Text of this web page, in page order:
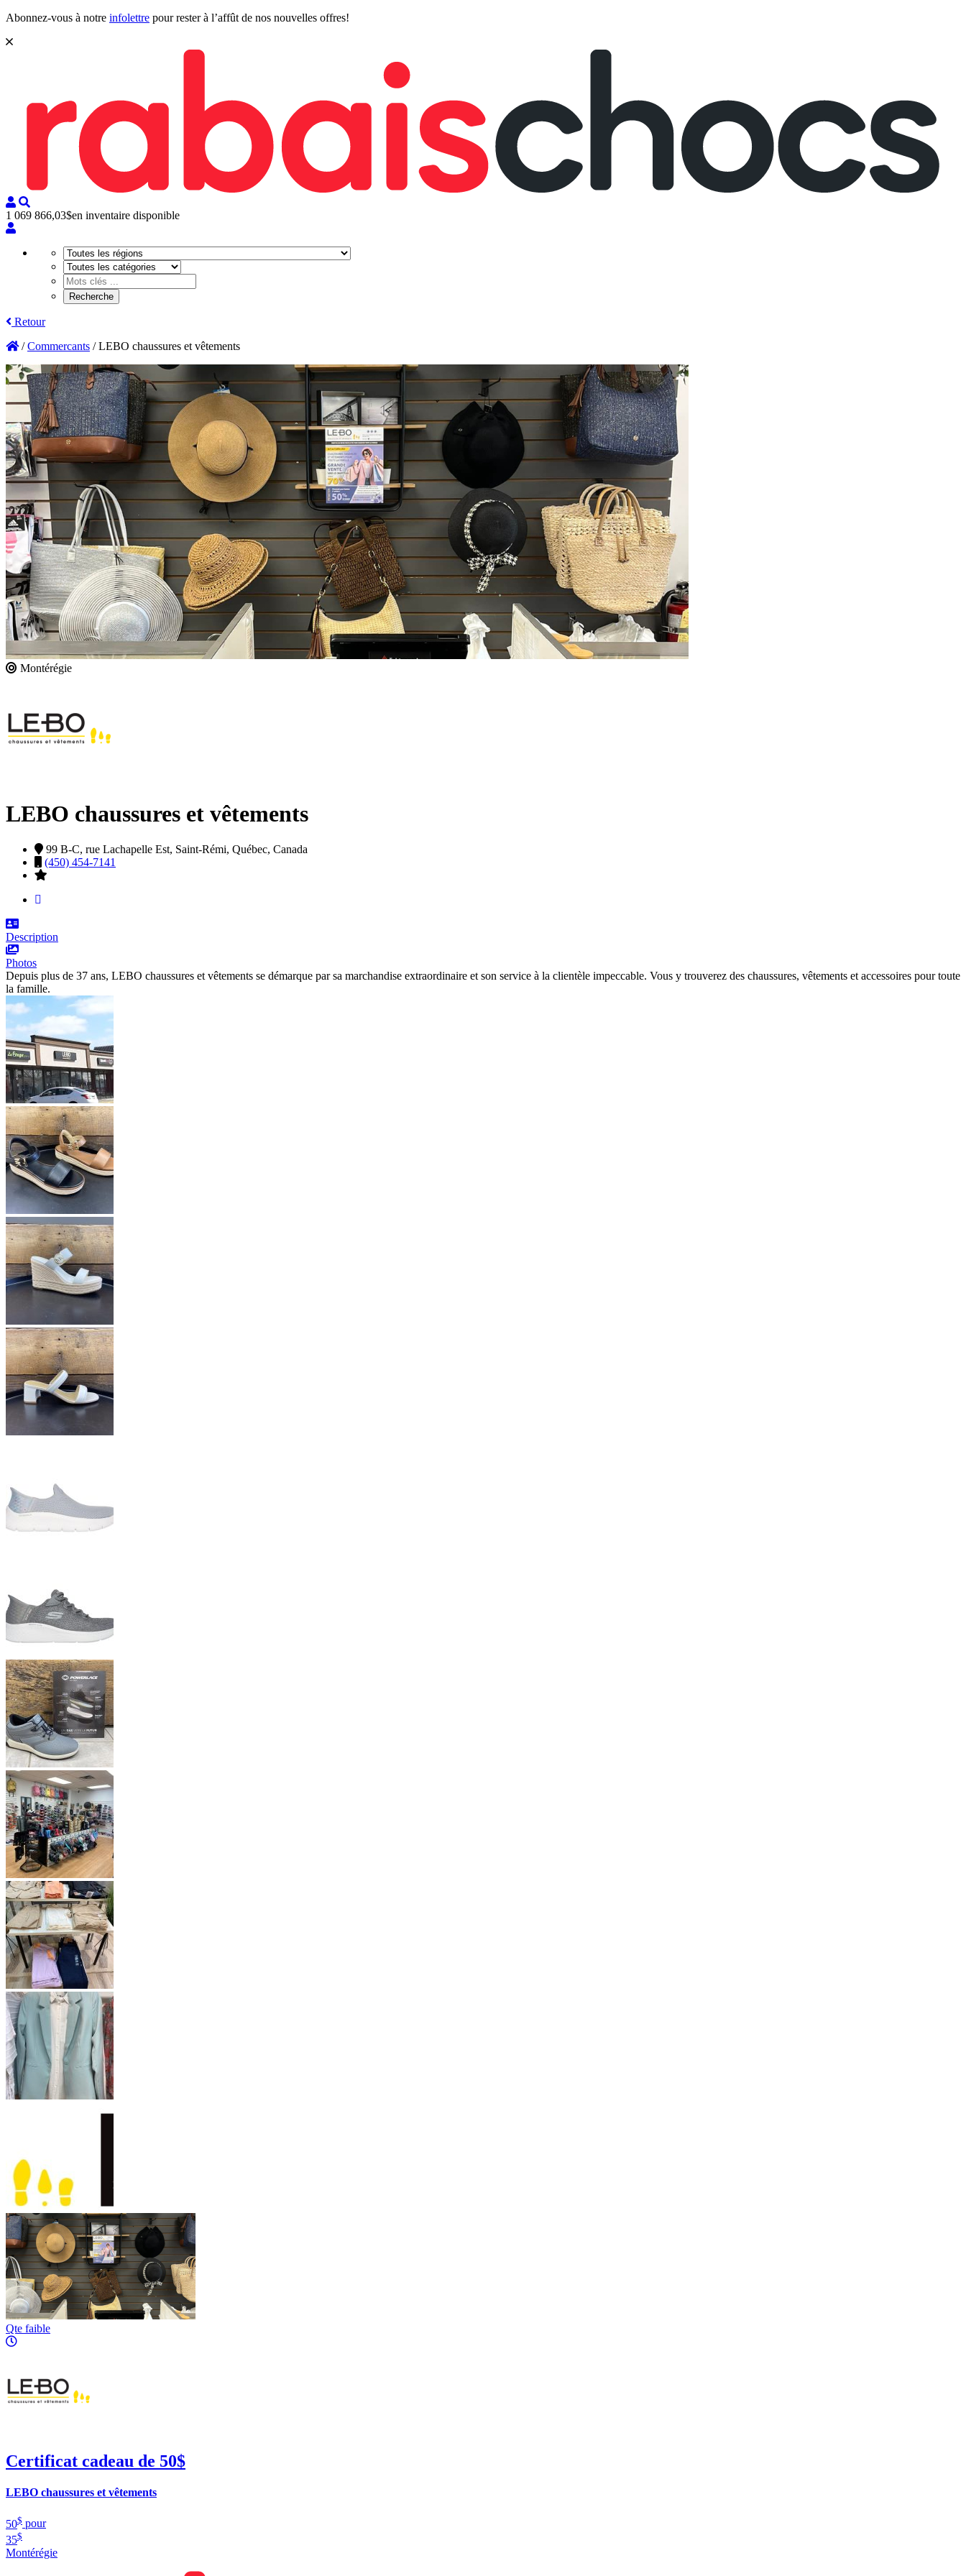
Abonnez-vous à notre infolettre pour rester à l’affût de nos nouvelles offres!
1 069 866,03$en inventaire disponible
Retour
/Commercants /LEBO chaussures et vêtements
Montérégie
LEBO chaussures et vêtements
99 B-C, rue Lachapelle Est, Saint-Rémi, Québec, Canada
(450) 454-7141
Description
Photos
Depuis plus de 37 ans, LEBO chaussures et vêtements se démarque par sa marchandise extraordinaire et son service à la clientèle impeccable. Vous y trouverez des chaussures, vêtements et accessoires pour toute
la famille.
Qte faible
Certificat cadeau de 50$
LEBO chaussures et vêtements
50$ pour
35$
Montérégie